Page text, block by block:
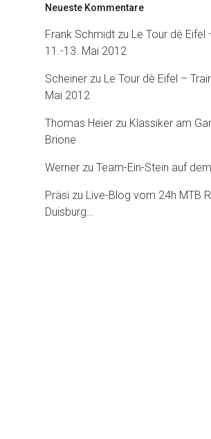
Neueste Kommentare
Frank Schmidt zu Le Tour dè Eifel
11.-13. Mai 2012
Scheiner zu Le Tour dè Eifel –
Mai 2012
Thomas Heier zu Klassiker am
Brione
Werner zuTeam-Ein-Stein auf
Präsi zu Live-Blog vom 24h MTB
Duisburg…